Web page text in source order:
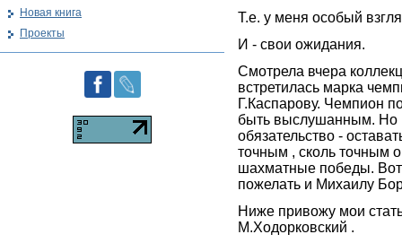
Т.е. у меня особый
И - свои ожидания.
Смотрела вчера
встретилась марка
Г.Каспарову. Чемпион
быть выслушанным. Но
обязательство -
точным , сколь точным
шахматные победы. Вот
пожелать и Михаилу
Ниже привожу мои
М.Ходорковский .
Новая книга
Проекты